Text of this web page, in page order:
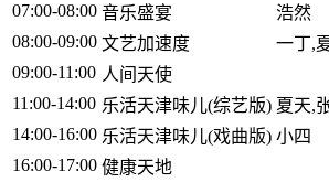
07:00-08:00 音乐盛宴
浩然
08:00-09:00 文艺加速度
一丁,
09:00-11:00 人间天使
11:00-14:00 乐活天津味儿(综艺版) 夏天,
14:00-16:00 乐活天津味儿(戏曲版) 小四
16:00-17:00 健康天地